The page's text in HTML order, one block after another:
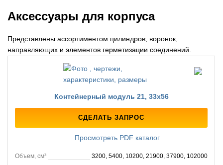
Аксессуары для корпуса
Представлены ассортиментом цилиндров, воронок,
направляющих и элементов герметизации соединений.
Контейнерный модуль 21, 33х56
СДЕЛАТЬ ЗАПРОС
Просмотреть PDF каталог
Объем, см³
3200, 5400, 10200, 21900, 37900, 102000